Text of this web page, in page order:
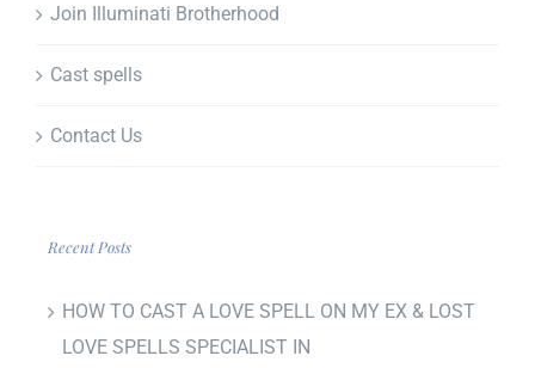
Join Illuminati Brotherhood
Cast spells
Contact Us
Recent Posts
HOW TO CAST A LOVE SPELL ON MY EX & LOST
LOVE SPELLS SPECIALIST IN